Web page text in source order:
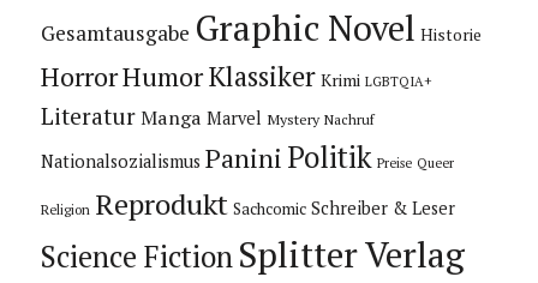
Gesamtausgabe Graphic Novel Historie
HorrorHumorKlassiker Krimi LGBTQIA+
Literatur Manga Marvel Mystery Nachruf
Nationalsozialismus Panini Politik Preise Queer
Religion Reprodukt Sachcomic Schreiber & Leser
Science Fiction Splitter Verlag